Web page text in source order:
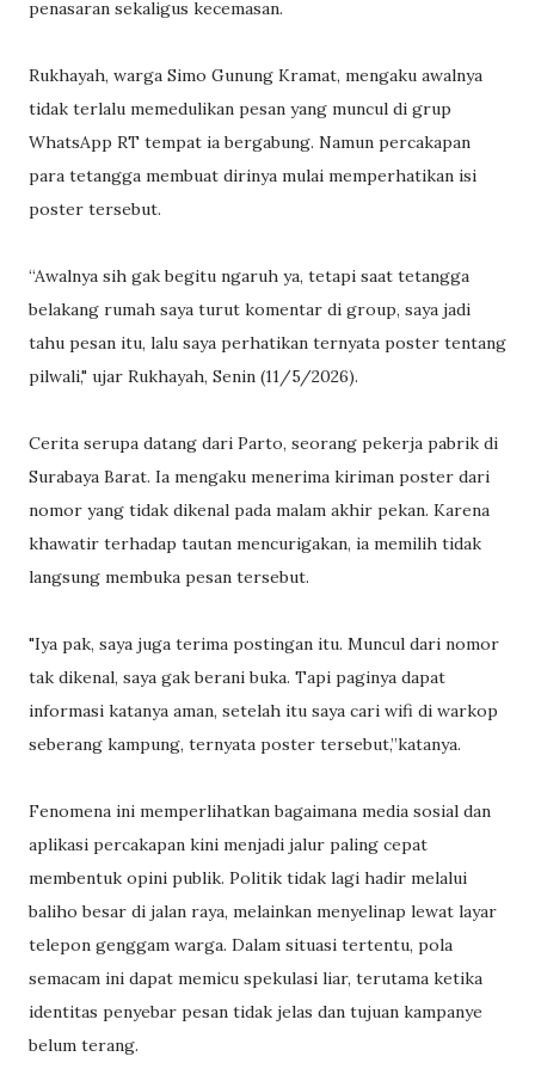
penasaran sekaligus kecemasan.
Rukhayah, warga Simo Gunung Kramat, mengaku awalnya
tidak terlalu memedulikan pesan yang muncul di grup
WhatsApp RT tempat ia bergabung. Namun percakapan
para tetangga membuat dirinya mulai memperhatikan isi
poster tersebut.
“Awalnya sih gak begitu ngaruh ya, tetapi saat tetangga
belakang rumah saya turut komentar di group, saya jadi
tahu pesan itu, lalu saya perhatikan ternyata poster tentang
pilwali," ujar Rukhayah, Senin (11/5/2026).
Cerita serupa datang dari Parto, seorang pekerja pabrik di
Surabaya Barat. Ia mengaku menerima kiriman poster dari
nomor yang tidak dikenal pada malam akhir pekan. Karena
khawatir terhadap tautan mencurigakan, ia memilih tidak
langsung membuka pesan tersebut.
"Iya pak, saya juga terima postingan itu. Muncul dari nomor
tak dikenal, saya gak berani buka. Tapi paginya dapat
informasi katanya aman, setelah itu saya cari wifi di warkop
seberang kampung, ternyata poster tersebut,”katanya.
Fenomena ini memperlihatkan bagaimana media sosial dan
aplikasi percakapan kini menjadi jalur paling cepat
membentuk opini publik. Politik tidak lagi hadir melalui
baliho besar di jalan raya, melainkan menyelinap lewat layar
telepon genggam warga. Dalam situasi tertentu, pola
semacam ini dapat memicu spekulasi liar, terutama ketika
identitas penyebar pesan tidak jelas dan tujuan kampanye
belum terang.